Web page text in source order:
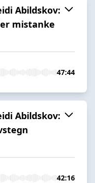
Abildskov:
mistanke
47:44
Abildskov:
42:16